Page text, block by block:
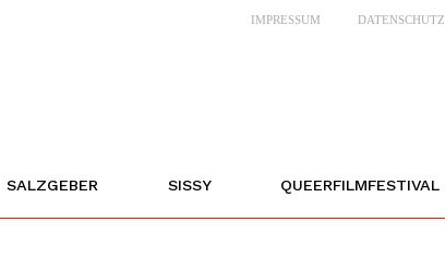
IMPRESSUM DATENSCHUTZ
SALZGEBER SISSY QUEERFILMFESTIVAL